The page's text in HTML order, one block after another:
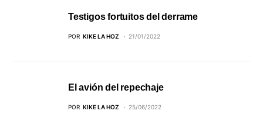
Testigos fortuitos del derrame
POR KIKE LA HOZ 21/01/2022
El avión del repechaje
POR KIKE LA HOZ 25/06/2022